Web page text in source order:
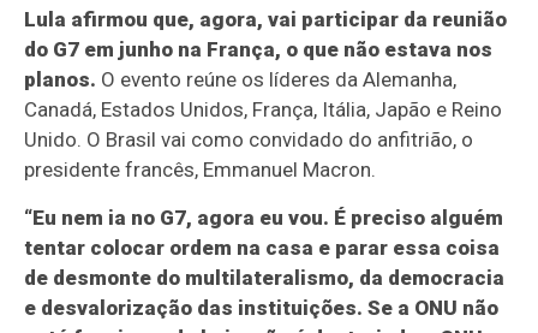
Lula afirmou que, agora, vai participar da reunião
do G7 em junho na França, o que não estava nos
planos. O evento reúne os líderes da Alemanha,
Canadá, Estados Unidos, França, Itália, Japão e Reino
Unido. O Brasil vai como convidado do anfitrião, o
presidente francês, Emmanuel Macron.
“Eu nem ia no G7, agora eu vou. É preciso alguém
tentar colocar ordem na casa e parar essa coisa
de desmonte do multilateralismo, da democracia
e desvalorização das instituições. Se a ONU não